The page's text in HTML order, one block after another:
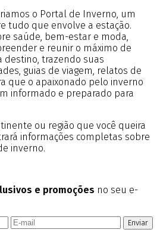
o Portal de Inverno, um
tudo que envolve a estação.
saúde, bem-estar e moda,
e reunir o máximo de
destino, trazendo suas
guias de viagem, relatos de
que o apaixonado pelo inverno
informado e preparado para
ou região que você queira
informações completas sobre
inverno.
e promoções no seu e-
Enviar